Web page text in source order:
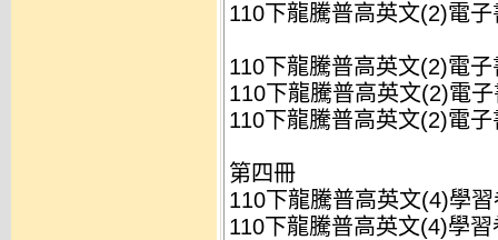
110下龍騰普高英文(2)電
110下龍騰普高英文(2)電
110下龍騰普高英文(2)電
110下龍騰普高英文(2)電
第四冊
110下龍騰普高英文(4)學
110下龍騰普高英文(4)學